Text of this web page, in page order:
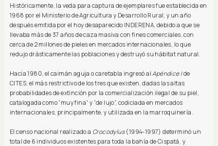
Históricamente, la veda para captura de ejemplares fue establecida en
1968 por el Ministerio de Agricultura y Desarrollo Rural, y un año
después emitida por el hoy desaparecido INDERENA, debido a que se
llevaba más de 37 años de caza masiva con fines comerciales, con
cerca de 2 millones de pieles en mercados internacionales, lo que
redujo drásticamente las poblaciones y destruyó su hábitat natural.
Hacia 1980, el caimán aguja o caretabla ingresó alApéndice Ide
CITES, el más restrictivo de los tres que existen, dadas las altas
probabilidades de extinción por la comercialización ilegal de su piel,
catalogada como “muy fina” y “de lujo”, codiciada en mercados
internacionales, principalmente, y utilizada en la marroquinería.
El censo nacional realizado a Crocodylus(1994-1997) determinó un
total de 6 individuos existentes para toda la bahía de Cispatá, y